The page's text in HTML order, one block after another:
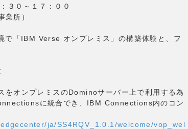
３０～１７：００
業所）
で「IBM Verse オンプレミス」の構築体験と、フ
オンプレミスのDominoサーバー上で利用する為
に統合でき、IBM Connections内のコン
ja/SS4RQV_1.0.1/welcome/vop_wel